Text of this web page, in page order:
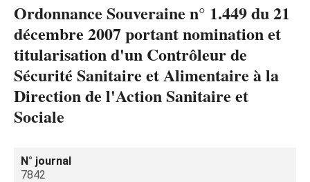
Ordonnance Souveraine n° 1.449 du 21
décembre 2007 portant nomination et
titularisation d'un Contrôleur de
Sécurité Sanitaire et Alimentaire à la
Direction de l'Action Sanitaire et
Sociale
N° journal
7842